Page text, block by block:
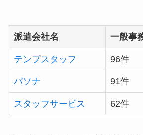
派遣会社名 一般事
テンプスタッフ 96件
パソナ 91件
スタッフサービス 62件